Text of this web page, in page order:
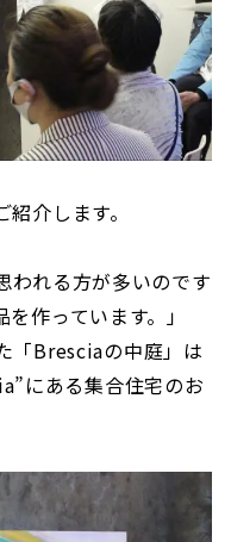
介します。
われる方が多いのです
作っています。」
「Bresciaの中庭」は
にある集合住宅のお